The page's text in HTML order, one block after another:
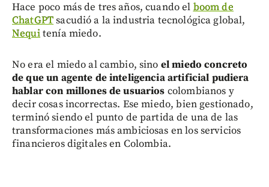
Hace poco más de tres años, cuando el boom de
ChatGPTsacudió a la industria tecnológica global,
Nequitenía miedo.
No era el miedo al cambio, sino el miedo concreto
de que un agente de inteligencia artificial pudiera
hablar con millones de usuarios colombianos y
decir cosas incorrectas. Ese miedo, bien gestionado,
terminó siendo el punto de partida de una de las
transformaciones más ambiciosas en los servicios
financieros digitales en Colombia.